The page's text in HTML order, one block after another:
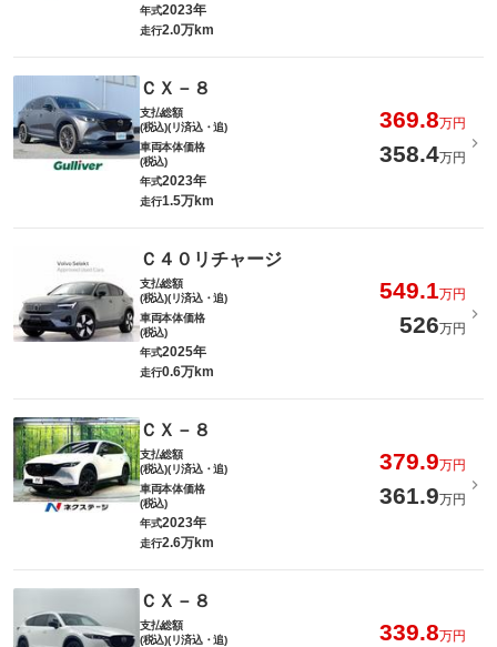
年式2023年
走行2.0万km
ＣＸ－８
支払総額
(税込)(リ済込・追)
369.8万円
車両本体価格
(税込)
358.4万円
年式2023年
走行1.5万km
Ｃ４０リチャージ
支払総額
(税込)(リ済込・追)
549.1万円
車両本体価格
(税込)
526万円
年式2025年
走行0.6万km
ＣＸ－８
支払総額
(税込)(リ済込・追)
379.9万円
車両本体価格
(税込)
361.9万円
年式2023年
走行2.6万km
ＣＸ－８
支払総額
(税込)(リ済込・追)
339.8万円